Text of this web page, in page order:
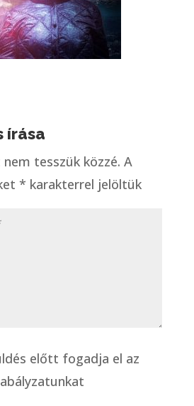
írása
tesszük közzé. A
* karakterrel jelöltük
előtt fogadja el az